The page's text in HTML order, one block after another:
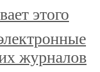
этого
журналов